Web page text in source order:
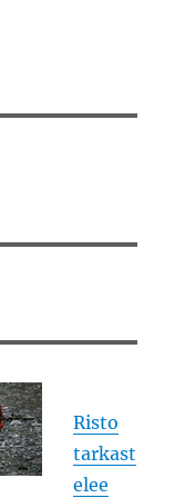
Risto
tarkast
elee